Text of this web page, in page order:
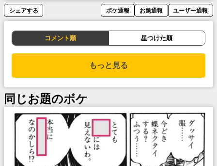
シェアする ボケ通報 お題通報 ユーザー通報
コメント順 星つけた順
もっと見る
同じお題のボケ